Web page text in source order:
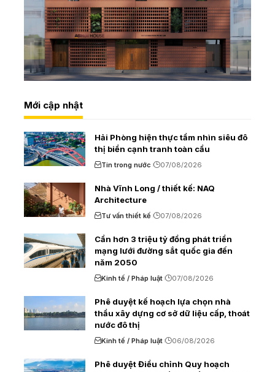
Mới cập nhật
Hải Phòng hiện thực tầm nhìn siêu đô
thị biển cạnh tranh toàn cầu
Tin trong nước 07/08/2026
Nhà Vĩnh Long / thiết kế: NAQ
Architecture
Tư vấn thiết kế 07/08/2026
Cần hơn 3 triệu tỷ đồng phát triển
mạng lưới đường sắt quốc gia đến
năm 2050
Kinh tế / Pháp luật 07/08/2026
Phê duyệt kế hoạch lựa chọn nhà
thầu xây dựng cơ sở dữ liệu cấp, thoát
nước đô thị
Kinh tế / Pháp luật 06/08/2026
Phê duyệt Điều chỉnh Quy hoạch